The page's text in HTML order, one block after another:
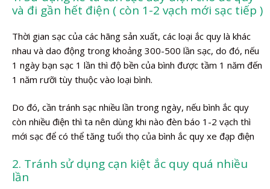
và đi gần hết điện ( còn 1-2 vạch mới sạc tiếp )
Thời gian sạc của các hãng sản xuất, các loại ắc quy là khác
nhau và dao động trong khoảng 300-500 lần sạc, do đó, nếu
1 ngày bạn sạc 1 lần thì độ bền của bình được tầm 1 năm đến
1 năm rưỡi tùy thuộc vào loại bình.
Do đó, cần tránh sạc nhiều lần trong ngày, nếu bình ắc quy
còn nhiều điện thì ta nên dùng khi nào đèn báo 1-2 vạch thì
mới sạc để có thể tăng tuổi thọ của bình ắc quy xe đạp điện
2. Tránh sử dụng cạn kiệt ắc quy quá nhiều
lần